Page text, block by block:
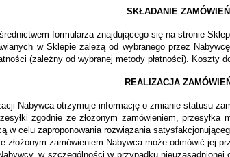
SKŁADANIE ZAMÓWIEŃ
formularza znajdującego się na stronie
w Sklepie zależą od wybranego przez
(zależny od wybranej metody płatności). Koszty
REALIZACJA ZAMÓWIEŃ
Nabywca otrzymuje informację o zmianie statusu
zgodnie ze złożonym zamówieniem,
w celu zaproponowania rozwiązania
złożonym zamówieniem Nabywca może odmówić jej
w szczególności w przypadku